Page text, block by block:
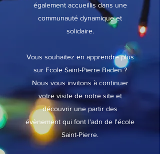
également accueillis dans une
communauté dynamique et
solidaire.
Vous souhaitez en apprendre plus
sur Ecole Saint-Pierre Baden ?
Nous vous invitons à continuer
votre visite de notre site et
découvrir une partir des
évènement qui font l'adn de l'école
Saint-Pierre.